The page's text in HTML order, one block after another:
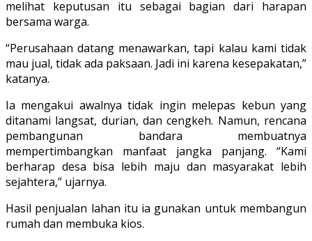
melihat keputusan itu sebagai bagian dari harapan
bersama warga.
“Perusahaan datang menawarkan, tapi kalau kami tidak
mau jual, tidak ada paksaan. Jadi ini karena kesepakatan,”
katanya.
Ia mengakui awalnya tidak ingin melepas kebun yang
ditanami langsat, durian, dan cengkeh. Namun, rencana
pembangunan bandara membuatnya
mempertimbangkan manfaat jangka panjang. “Kami
berharap desa bisa lebih maju dan masyarakat lebih
sejahtera,” ujarnya.
Hasil penjualan lahan itu ia gunakan untuk membangun
rumah dan membuka kios.